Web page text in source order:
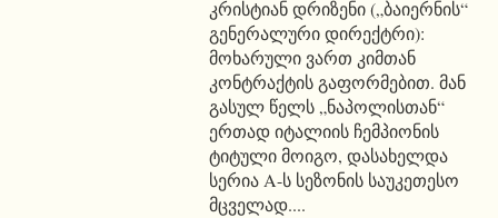
კრისტიან დრიზენი („ბაიერნის“
გენერალური დირექტრი):
მოხარული ვართ კიმთან
კონტრაქტის გაფორმებით. მან
გასულ წელს „ნაპოლისთან“
ერთად იტალიის ჩემპიონის
ტიტული მოიგო, დასახელდა
სერია A-ს სეზონის საუკეთესო
მცველად....